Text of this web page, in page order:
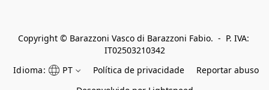
Copyright © Barazzoni Vasco di Barazzoni Fabio.  -  P. IVA:
IT02503210342
Idioma:
PT Política de privacidade
Reportar abuso